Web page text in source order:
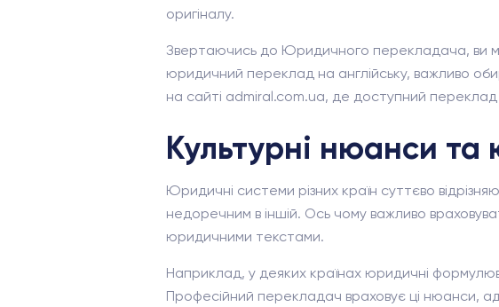
оригіналу.
Звертаючись до Юридичного перекладача, ви
юридичний переклад на англійську, важливо
на сайті admiral.com.ua, де доступний переклад
Культурні нюанси та
Юридичні системи різних країн суттєво
недоречним в іншій. Ось чому важливо
юридичними текстами.
Наприклад, у деяких країнах юридичні
Професійний перекладач враховує ці нюанси,